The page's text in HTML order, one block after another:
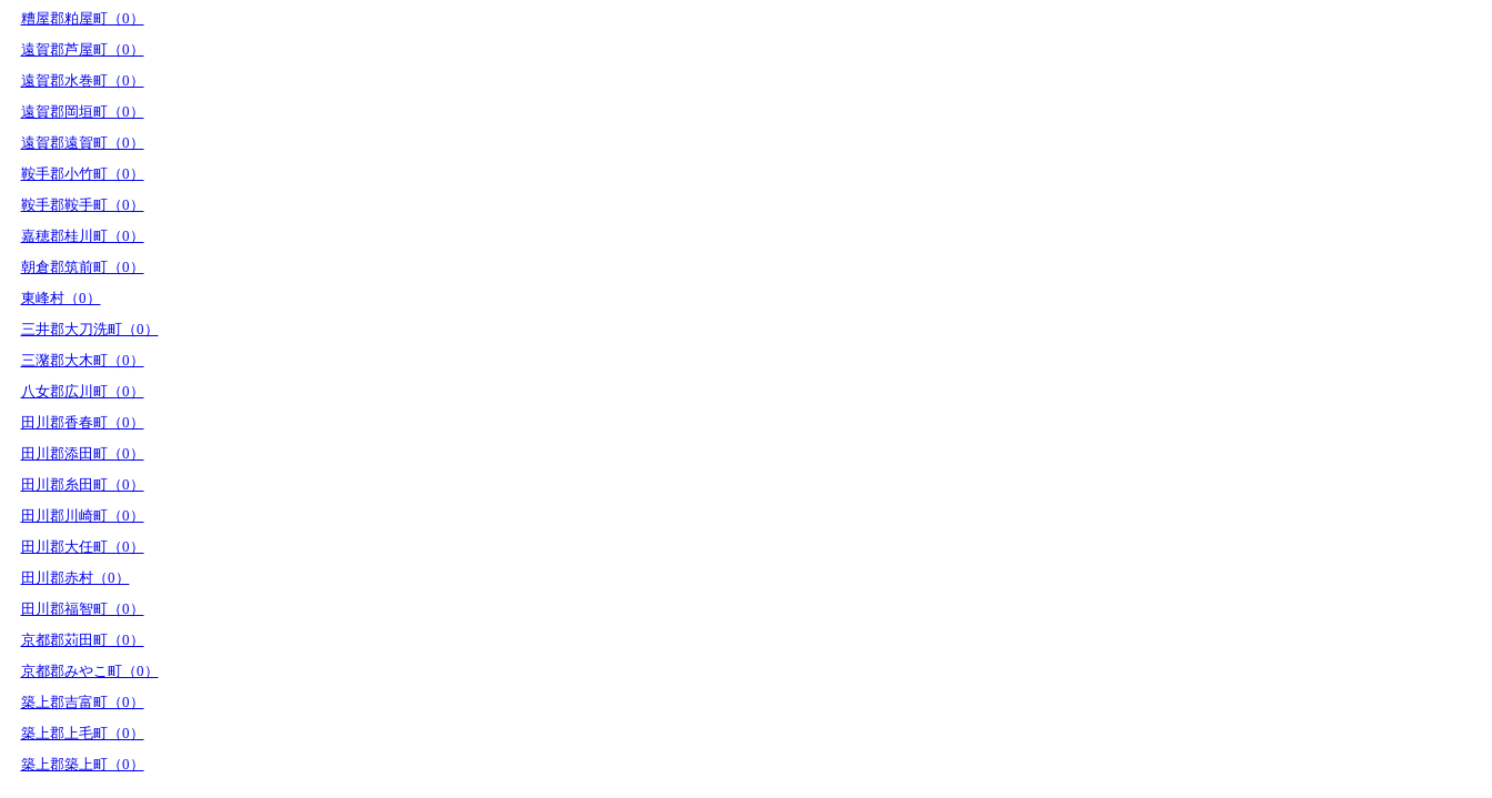
糟屋郡粕屋町（0）
遠賀郡芦屋町（0）
遠賀郡水巻町（0）
遠賀郡岡垣町（0）
遠賀郡遠賀町（0）
鞍手郡小竹町（0）
鞍手郡鞍手町（0）
嘉穂郡桂川町（0）
朝倉郡筑前町（0）
東峰村（0）
三井郡大刀洗町（0）
三潴郡大木町（0）
八女郡広川町（0）
田川郡香春町（0）
田川郡添田町（0）
田川郡糸田町（0）
田川郡川崎町（0）
田川郡大任町（0）
田川郡赤村（0）
田川郡福智町（0）
京都郡苅田町（0）
京都郡みやこ町（0）
築上郡吉富町（0）
築上郡上毛町（0）
築上郡築上町（0）